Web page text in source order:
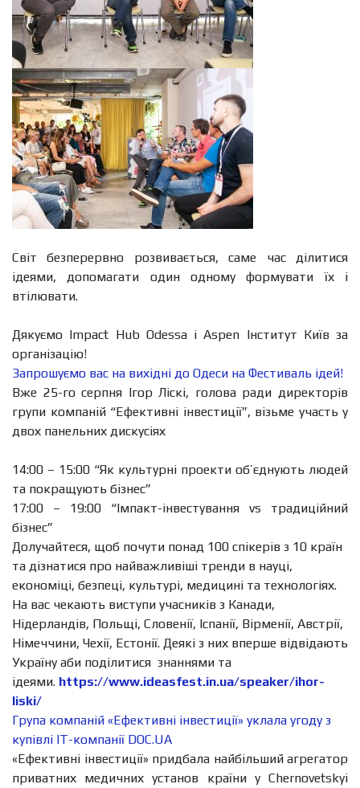
Світ безперервно розвивається, саме час ділитися
ідеями, допомагати один одному формувати їх і
втілювати.
Дякуємо Impact Hub Odessa і Aspen Інститут Київ за
організацію!
Запрошуємо вас на вихідні до Одеси на Фестиваль ідей!
Вже 25-го серпня Ігор Ліскі, голова ради директорів
групи компаній “Ефективні інвестиції”, візьме участь у
двох панельних дискусіях
14:00 – 15:00 “Як культурні проекти об’єднують людей
та покращують бізнес”
17:00 – 19:00 “Імпакт-інвестування vs традиційний
бізнес”
Долучайтеся, щоб почути понад 100 спікерів з 10 країн
та дізнатися про найважливіші тренди в науці,
економіці, безпеці, культурі, медицині та технологіях.
На вас чекають виступи учасників з Канади,
Нідерландів, Польщі, Словенії, Іспанії, Вірменії, Австрії,
Німеччини, Чехії, Естонії. Деякі з них вперше відвідають
Україну аби поділитися знаннями та
ідеями. https://www.ideasfest.in.ua/speaker/ihor-
liski/
Група компаній «Ефективні інвестиції» уклала угоду з
купівлі IT-компанії DOC.UA
«Ефективні інвестиції» придбала найбільший агрегатор
приватних медичних установ країни у Chernovetskyi